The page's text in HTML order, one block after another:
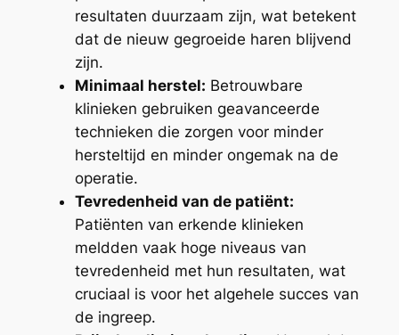
resultaten duurzaam zijn, wat betekent
dat de nieuw gegroeide haren blijvend
zijn.
Minimaal herstel: Betrouwbare
klinieken gebruiken geavanceerde
technieken die zorgen voor minder
hersteltijd en minder ongemak na de
operatie.
Tevredenheid van de patiënt:
Patiënten van erkende klinieken
meldden vaak hoge niveaus van
tevredenheid met hun resultaten, wat
cruciaal is voor het algehele succes van
de ingreep.